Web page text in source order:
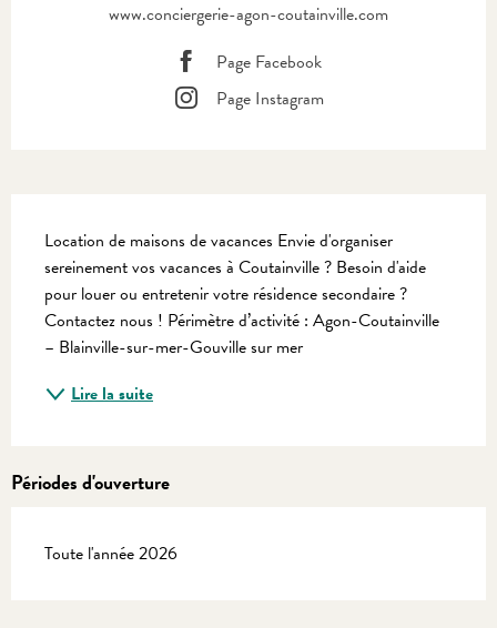
www.conciergerie-agon-coutainville.com
Page Facebook
Page Instagram
Location de maisons de vacances Envie d'organiser
sereinement vos vacances à Coutainville ? Besoin d'aide
pour louer ou entretenir votre résidence secondaire ?
Contactez nous ! Périmètre d’activité : Agon-Coutainville
– Blainville-sur-mer-Gouville sur mer
Lire la suite
Périodes d'ouverture
Toute l'année 2026